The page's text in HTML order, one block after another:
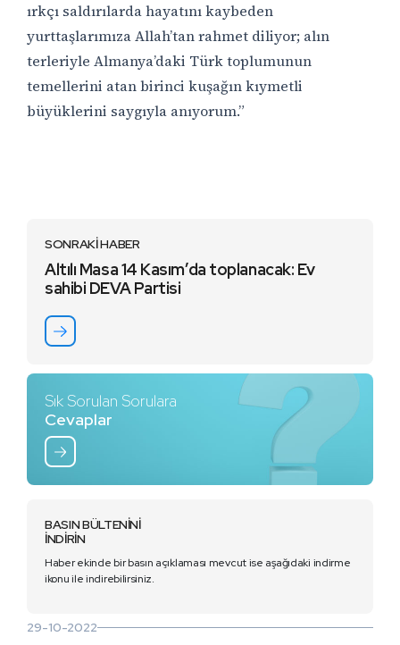
ırkçı saldırılarda hayatını kaybeden
yurttaşlarımıza Allah’tan rahmet diliyor; alın
terleriyle Almanya’daki Türk toplumunun
temellerini atan birinci kuşağın kıymetli
büyüklerini saygıyla anıyorum.”
SONRAKİ HABER
Altılı Masa 14 Kasım’da toplanacak: Ev
sahibi DEVA Partisi
Sık Sorulan Sorulara
Cevaplar
BASIN BÜLTENİNİ
İNDİRİN
Haber ekinde bir basın açıklaması mevcut ise aşağıdaki indirme
ikonu ile indirebilirsiniz.
29-10-2022